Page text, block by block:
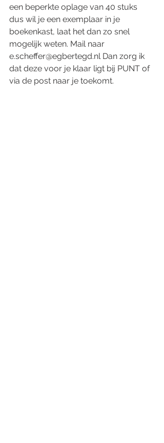
een beperkte oplage van 40 stuks
dus wil je een exemplaar in je
boekenkast, laat het dan zo snel
mogelijk weten. Mail naar
e.scheffer@egbertegd.nl Dan zorg ik
dat deze voor je klaar ligt bij PUNT of
via de post naar je toekomt.